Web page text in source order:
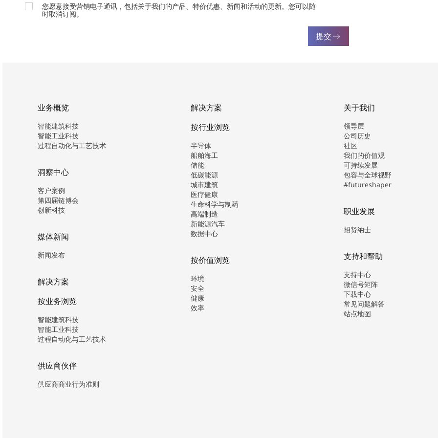
您愿意接受营销电子通讯，包括关于我们的产品、特价优惠、新闻和活动的更新。您可以随
时取消订阅。
提交
业务概览
智能建筑科技
智能工业科技
过程自动化与工艺技术
洞察中心
客户案例
第四届链博会
创新科技
媒体新闻
新闻发布
解决方案
按业务浏览
智能建筑科技
智能工业科技
过程自动化与工艺技术
供应商伙伴
供应商商业行为准则
解决方案
按行业浏览
半导体
船舶海工
储能
低碳能源
城市建筑
医疗健康
生命科学与制药
高端制造
新能源汽车
数据中心
按价值浏览
环境
安全
健康
效率
关于我们
领导层
公司历史
社区
我们的价值观
可持续发展
包容与全球视野
#futureshaper
职业发展
招贤纳士
支持和帮助
支持中心
微信号矩阵
下载中心
常见问题解答
站点地图